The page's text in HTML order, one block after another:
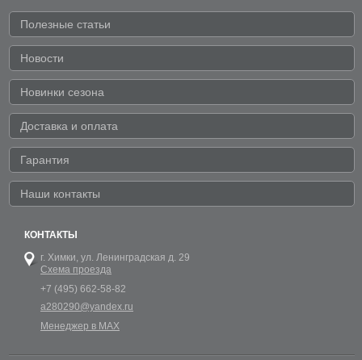
Полезные статьи
Новости
Новинки сезона
Доставка и оплата
Гарантия
Наши контакты
КОНТАКТЫ
г. Химки, ул. Ленинградская д. 29
Схема проезда
+7 (495) 662-58-82
a280290@yandex.ru
Менеджер в MAX